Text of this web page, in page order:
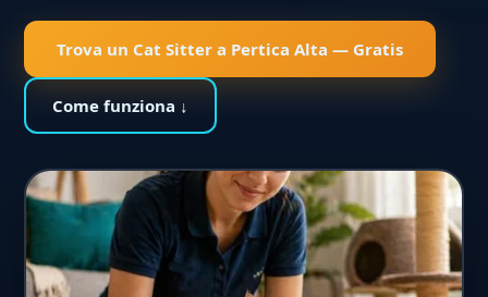
Trova un Cat Sitter a Pertica Alta — Gratis
Come funziona ↓